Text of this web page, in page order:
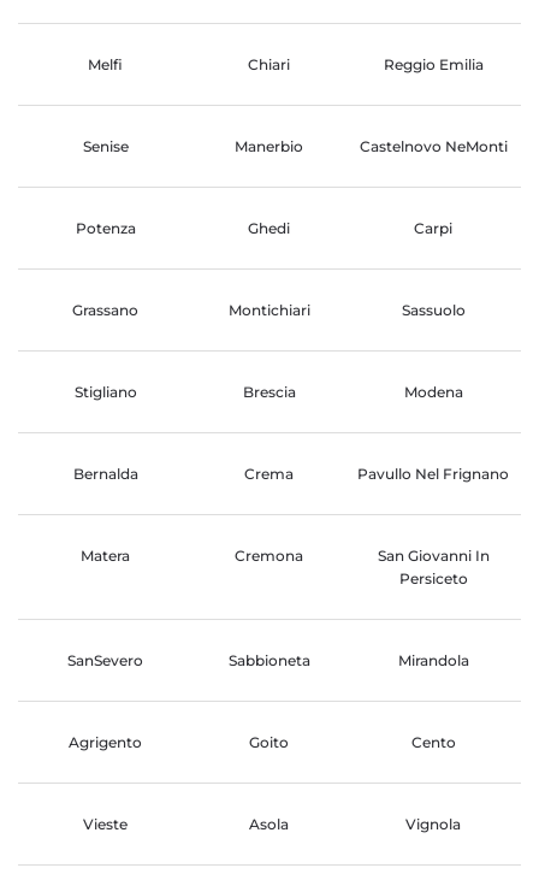
Melfi Chiari Reggio Emilia
Senise Manerbio Castelnovo NeMonti
Potenza Ghedi Carpi
Grassano Montichiari Sassuolo
Stigliano Brescia Modena
Bernalda Crema Pavullo Nel Frignano
Matera Cremona
San Giovanni In
Persiceto
SanSevero Sabbioneta Mirandola
Agrigento Goito Cento
Vieste Asola Vignola